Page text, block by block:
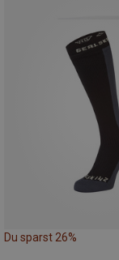
Du sparst 26%